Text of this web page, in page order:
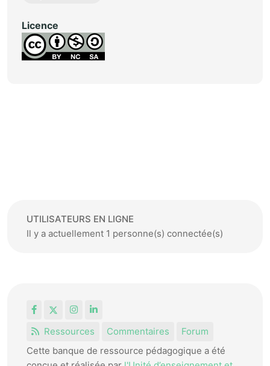
Licence
UTILISATEURS EN LIGNE
Il y a actuellement 1 personne(s) connectée(s)
FacebookInstagram
LinkedIn
Ressources
Commentaires
Forum
Cette banque de ressource pédagogique a été